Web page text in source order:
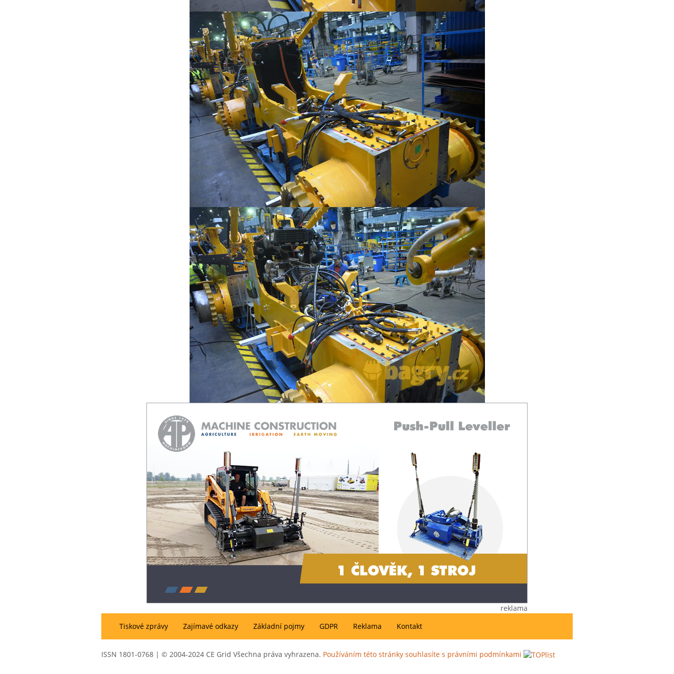
reklama
Tiskové zprávy
Zajímavé odkazy Základní pojmy GDPR Reklama Kontakt
ISSN 1801-0768 | © 2004-2024 CE Grid Všechna práva vyhrazena. Používáním této stránky souhlasíte s právními podmínkami